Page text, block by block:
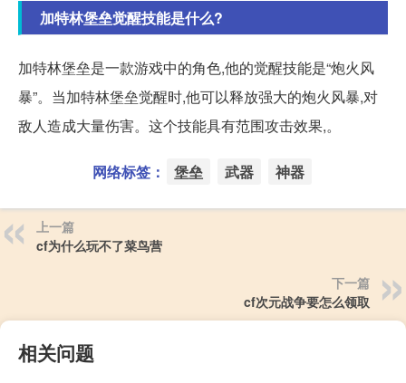
加特林堡垒觉醒技能是什么?
加特林堡垒是一款游戏中的角色,他的觉醒技能是“炮火风
暴”。当加特林堡垒觉醒时,他可以释放强大的炮火风暴,对
敌人造成大量伤害。这个技能具有范围攻击效果,。
网络标签： 堡垒 武器 神器
上一篇
cf为什么玩不了菜鸟营
下一篇
cf次元战争要怎么领取
相关问题